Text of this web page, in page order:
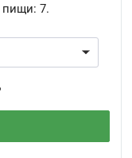
пищи: 7.